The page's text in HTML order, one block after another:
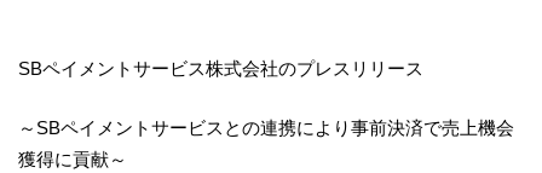
SBペイメントサービス株式会社のプレスリリース
～SBペイメントサービスとの連携により事前決済で売上機会
獲得に貢献～